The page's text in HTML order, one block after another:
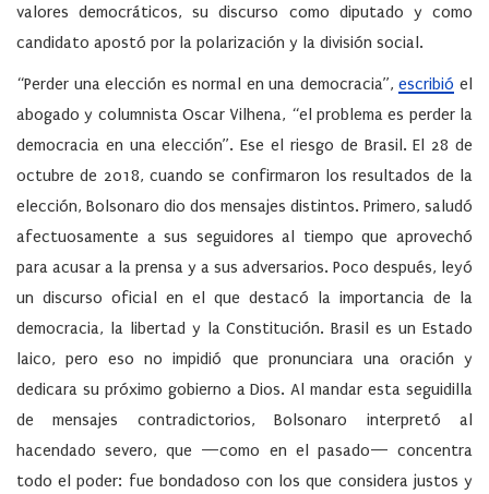
valores democráticos, su discurso como diputado y como
candidato apostó por la polarización y la división social.
“Perder una elección es normal en una democracia”,escribió el
abogado y columnista Oscar Vilhena, “el problema es perder la
democracia en una elección”. Ese el riesgo de Brasil. El 28 de
octubre de 2018, cuando se confirmaron los resultados de la
elección, Bolsonaro dio dos mensajes distintos. Primero, saludó
afectuosamente a sus seguidores al tiempo que aprovechó
para acusar a la prensa y a sus adversarios. Poco después, leyó
un discurso oficial en el que destacó la importancia de la
democracia, la libertad y la Constitución. Brasil es un Estado
laico, pero eso no impidió que pronunciara una oración y
dedicara su próximo gobierno a Dios. Al mandar esta seguidilla
de mensajes contradictorios, Bolsonaro interpretó al
hacendado severo, que —como en el pasado— concentra
todo el poder: fue bondadoso con los que considera justos y